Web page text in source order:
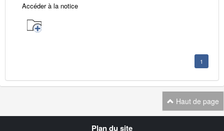
Accéder à la notice
1
Haut de page
Plan du site